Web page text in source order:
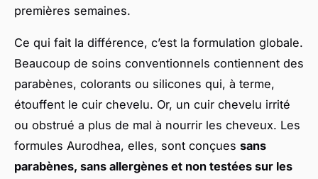
premières semaines.
Ce qui fait la différence, c’est la formulation globale.
Beaucoup de soins conventionnels contiennent des
parabènes, colorants ou silicones qui, à terme,
étouffent le cuir chevelu. Or, un cuir chevelu irrité
ou obstrué a plus de mal à nourrir les cheveux. Les
formules Aurodhea, elles, sont conçues sans
parabènes, sans allergènes et non testées sur les